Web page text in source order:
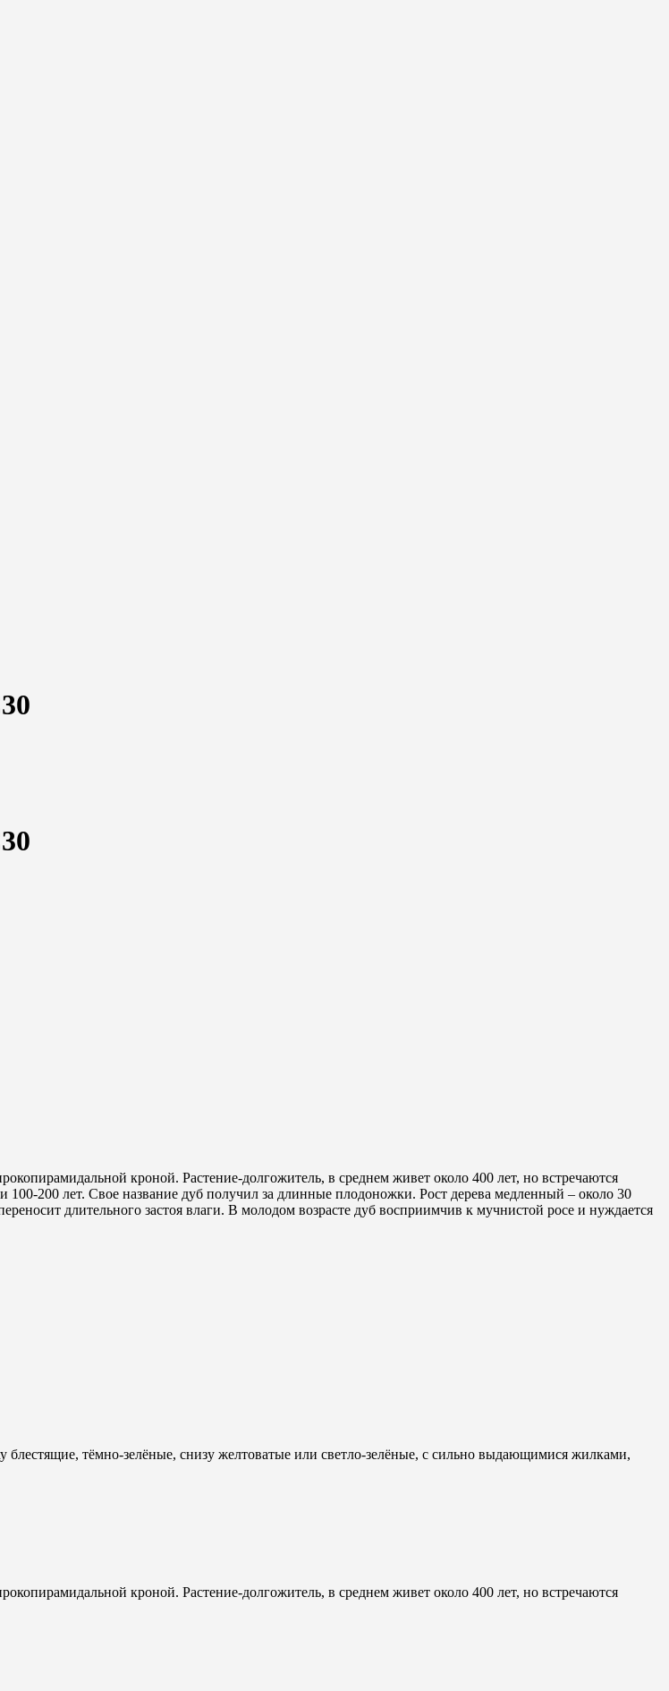
кроной. Растение-долгожитель, в среднем живет около 400 лет, но встречаются
100-200 лет. Свое название дуб получил за длинные плодоножки. Рост дерева медленный – около 30
длительного застоя влаги. В молодом возрасте дуб восприимчив к мучнистой росе и нуждается
блестящие, тёмно-зелёные, снизу желтоватые или светло-зелёные, с сильно выдающимися жилками,
кроной. Растение-долгожитель, в среднем живет около 400 лет, но встречаются